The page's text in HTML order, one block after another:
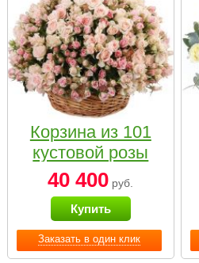
Заказать в один клик
Корзина из 101
кустовой розы
нежных тонов
40 400 руб.
Купить